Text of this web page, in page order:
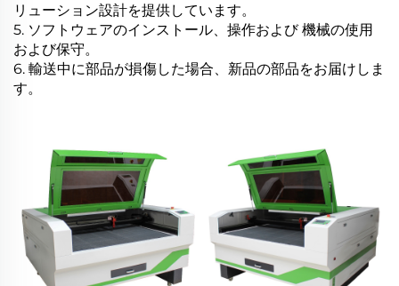
リューション設計を提供しています。
5. ソフトウェアのインストール、操作および機械の使用
および保守。
6. 輸送中に部品が損傷した場合、新品の部品をお届けしま
す。